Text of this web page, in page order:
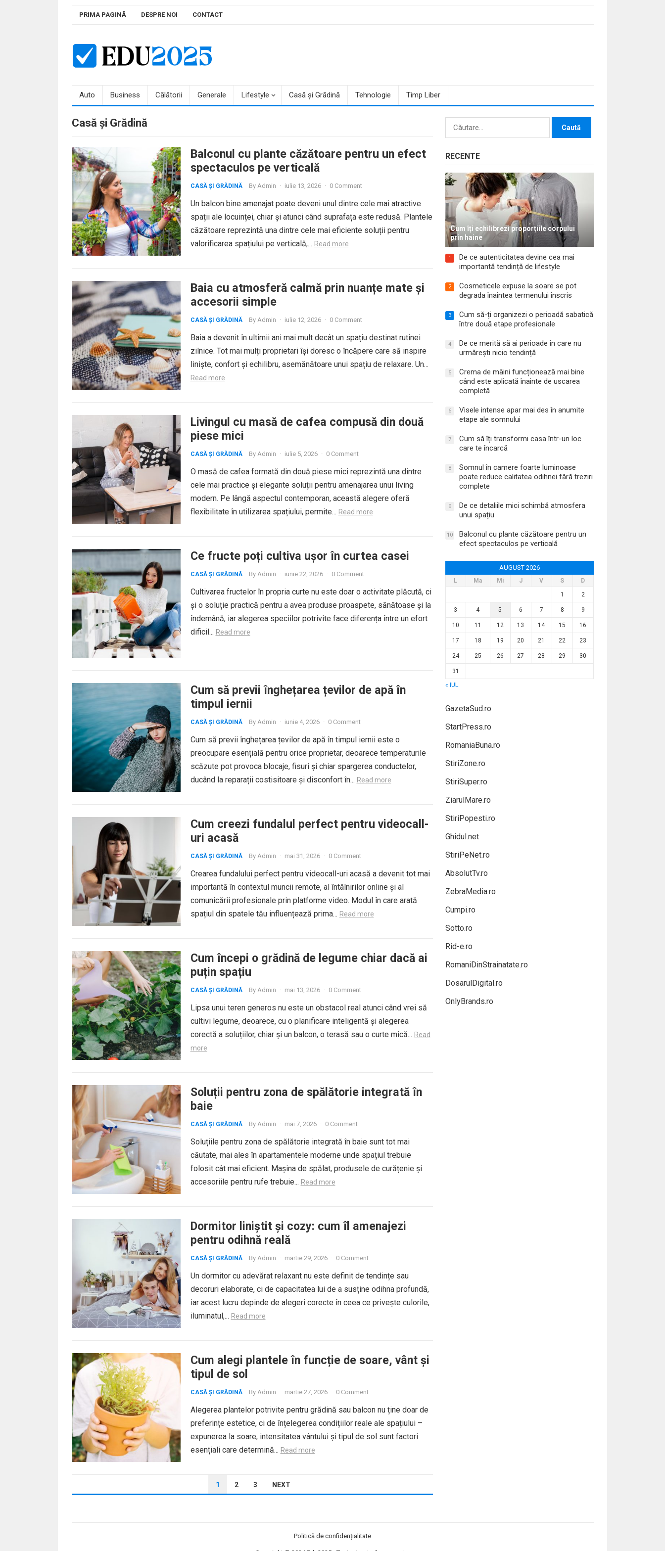
PRIMA PAGINĂ DESPRE NOI CONTACT
Auto Business Călătorii Generale Lifestyle Casă și Grădină Tehnologie Timp Liber
Casă și Grădină
Balconul cu plante căzătoare pentru un efect
spectaculos pe verticală
CASĂ ȘI GRĂDINĂ By Admin · iulie 13, 2026 · 0 Comment
Un balcon bine amenajat poate deveni unul dintre cele mai atractive
spații ale locuinței, chiar și atunci când suprafața este redusă. Plantele
căzătoare reprezintă una dintre cele mai eficiente soluții pentru
valorificarea spațiului pe verticală,... Read more
Baia cu atmosferă calmă prin nuanțe mate și
accesorii simple
CASĂ ȘI GRĂDINĂ By Admin · iulie 12, 2026 · 0 Comment
Baia a devenit în ultimii ani mai mult decât un spațiu destinat rutinei
zilnice. Tot mai mulți proprietari își doresc o încăpere care să inspire
liniște, confort și echilibru, asemănătoare unui spațiu de relaxare. Un...
Read more
Livingul cu masă de cafea compusă din două
piese mici
CASĂ ȘI GRĂDINĂ By Admin · iulie 5, 2026 · 0 Comment
O masă de cafea formată din două piese mici reprezintă una dintre
cele mai practice și elegante soluții pentru amenajarea unui living
modern. Pe lângă aspectul contemporan, această alegere oferă
flexibilitate în utilizarea spațiului, permite... Read more
Ce fructe poți cultiva ușor în curtea casei
CASĂ ȘI GRĂDINĂ By Admin · iunie 22, 2026 · 0 Comment
Cultivarea fructelor în propria curte nu este doar o activitate plăcută, ci
și o soluție practică pentru a avea produse proaspete, sănătoase și la
îndemână, iar alegerea speciilor potrivite face diferența între un efort
dificil... Read more
Cum să previi înghețarea țevilor de apă în
timpul iernii
CASĂ ȘI GRĂDINĂ By Admin · iunie 4, 2026 · 0 Comment
Cum să previi înghețarea țevilor de apă în timpul iernii este o
preocupare esențială pentru orice proprietar, deoarece temperaturile
scăzute pot provoca blocaje, fisuri și chiar spargerea conductelor,
ducând la reparații costisitoare și disconfort în... Read more
Cum creezi fundalul perfect pentru videocall-
uri acasă
CASĂ ȘI GRĂDINĂ By Admin · mai 31, 2026 · 0 Comment
Crearea fundalului perfect pentru videocall-uri acasă a devenit tot mai
importantă în contextul muncii remote, al întâlnirilor online și al
comunicării profesionale prin platforme video. Modul în care arată
spațiul din spatele tău influențează prima... Read more
Cum începi o grădină de legume chiar dacă ai
puțin spațiu
CASĂ ȘI GRĂDINĂ By Admin · mai 13, 2026 · 0 Comment
Lipsa unui teren generos nu este un obstacol real atunci când vrei să
cultivi legume, deoarece, cu o planificare inteligentă și alegerea
corectă a soluțiilor, chiar și un balcon, o terasă sau o curte mică... Read
more
Soluții pentru zona de spălătorie integrată în
baie
CASĂ ȘI GRĂDINĂ By Admin · mai 7, 2026 · 0 Comment
Soluțiile pentru zona de spălătorie integrată în baie sunt tot mai
căutate, mai ales în apartamentele moderne unde spațiul trebuie
folosit cât mai eficient. Mașina de spălat, produsele de curățenie și
accesoriile pentru rufe trebuie... Read more
Dormitor liniștit și cozy: cum îl amenajezi
pentru odihnă reală
CASĂ ȘI GRĂDINĂ By Admin · martie 29, 2026 · 0 Comment
Un dormitor cu adevărat relaxant nu este definit de tendințe sau
decoruri elaborate, ci de capacitatea lui de a susține odihna profundă,
iar acest lucru depinde de alegeri corecte în ceea ce privește culorile,
iluminatul,... Read more
Cum alegi plantele în funcție de soare, vânt și
tipul de sol
CASĂ ȘI GRĂDINĂ By Admin · martie 27, 2026 · 0 Comment
Alegerea plantelor potrivite pentru grădină sau balcon nu ține doar de
preferințe estetice, ci de înțelegerea condițiilor reale ale spațiului –
expunerea la soare, intensitatea vântului și tipul de sol sunt factori
esențiali care determină... Read more
ARTICOLE
1 2 3 NEXT
Caută
RECENTE
Cum îți echilibrezi proporțiile corpului
prin haine
1
De ce autenticitatea devine cea mai
importantă tendință de lifestyle
2
Cosmeticele expuse la soare se pot
degrada înaintea termenului înscris
3
Cum să-ți organizezi o perioadă sabatică
între două etape profesionale
4
De ce merită să ai perioade în care nu
urmărești nicio tendință
5
Crema de mâini funcționează mai bine
când este aplicată înainte de uscarea
completă
6
Visele intense apar mai des în anumite
etape ale somnului
7
Cum să îți transformi casa într-un loc
care te încarcă
8
Somnul în camere foarte luminoase
poate reduce calitatea odihnei fără treziri
complete
9
De ce detaliile mici schimbă atmosfera
unui spațiu
10
Balconul cu plante căzătoare pentru un
efect spectaculos pe verticală
AUGUST 2026
L Ma Mi J V S
D
1
2
3 4 5 6 7 8 9
10 11 12 13 14 15 16
17 18 19 20 21 22 23
24 25 26 27 28 29 30
31
« IUL.
GazetaSud.ro
StartPress.ro
RomaniaBuna.ro
StiriZone.ro
StiriSuper.ro
ZiarulMare.ro
StiriPopesti.ro
Ghidul.net
StiriPeNet.ro
AbsolutTv.ro
ZebraMedia.ro
Cumpi.ro
Sotto.ro
Rid-e.ro
RomaniDinStrainatate.ro
DosarulDigital.ro
OnlyBrands.ro
Politică de confidențialitate